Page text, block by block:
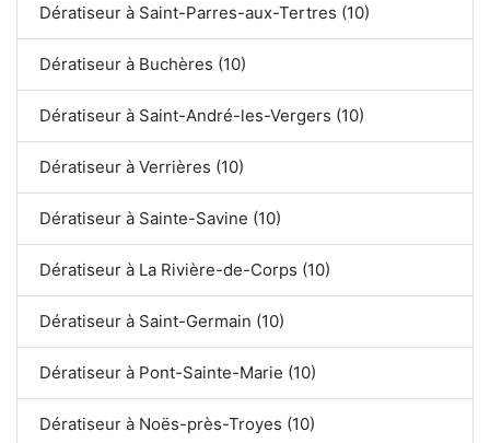
Dératiseur à Saint-Parres-aux-Tertres (10)
Dératiseur à Buchères (10)
Dératiseur à Saint-André-les-Vergers (10)
Dératiseur à Verrières (10)
Dératiseur à Sainte-Savine (10)
Dératiseur à La Rivière-de-Corps (10)
Dératiseur à Saint-Germain (10)
Dératiseur à Pont-Sainte-Marie (10)
Dératiseur à Noës-près-Troyes (10)